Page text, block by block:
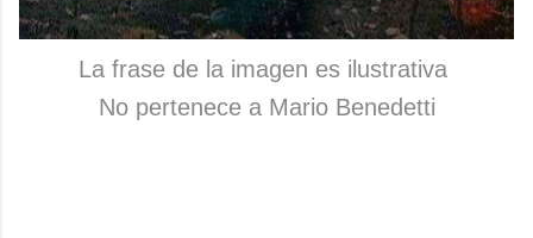
La frase de la imagen es ilustrativa
No pertenece a Mario Benedetti